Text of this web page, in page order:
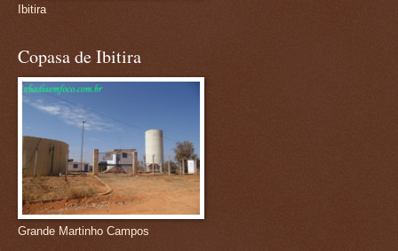
Ibitira
Copasa de Ibitira
Grande Martinho Campos